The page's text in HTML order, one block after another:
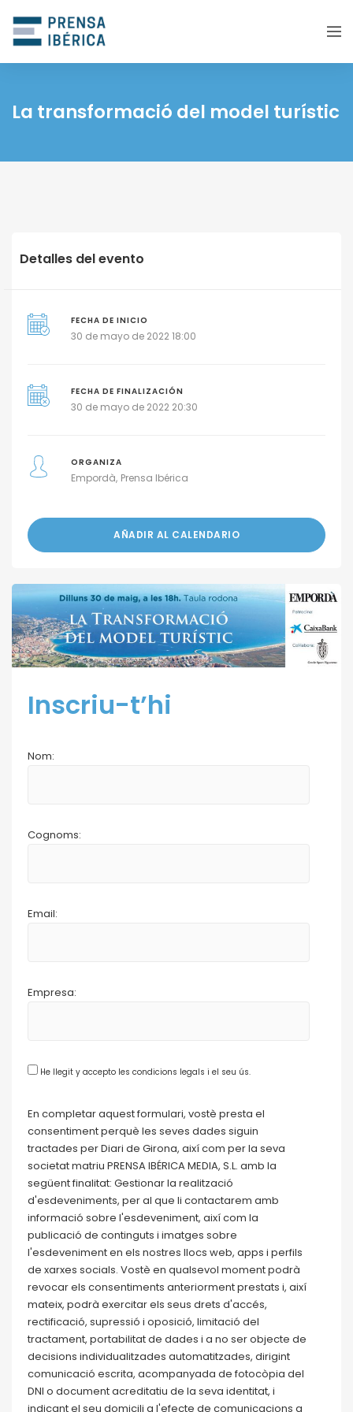
La transformació del model turístic
Detalles del evento
FECHA DE INICIO
30 de mayo de 2022 18:00
FECHA DE FINALIZACIÓN
30 de mayo de 2022 20:30
ORGANIZA
Empordà Prensa Ibérica
AÑADIR AL CALENDARIO
Inscriu-t’hi
Nom:
Cognoms:
Email:
Empresa:
He llegit y accepto les condicions legals i el seu ús.
En completar aquest formulari, vostè presta el
consentiment perquè les seves dades siguin
tractades per Diari de Girona, així com per la seva
societat matriu PRENSA IBÉRICA MEDIA, S.L. amb la
següent finalitat: Gestionar la realització
d'esdeveniments, per al que li contactarem amb
informació sobre l'esdeveniment, així com la
publicació de continguts i imatges sobre
l'esdeveniment en els nostres llocs web, apps i perfils
de xarxes socials. Vostè en qualsevol moment podrà
revocar els consentiments anteriorment prestats i, així
mateix, podrà exercitar els seus drets d'accés,
rectificació, supressió i oposició, limitació del
tractament, portabilitat de dades i a no ser objecte de
decisions individualitzades automatitzades, dirigint
comunicació escrita, acompanyada de fotocòpia del
DNI o document acreditatiu de la seva identitat, i
indicant el seu domicili a l'efecte de comunicacions a